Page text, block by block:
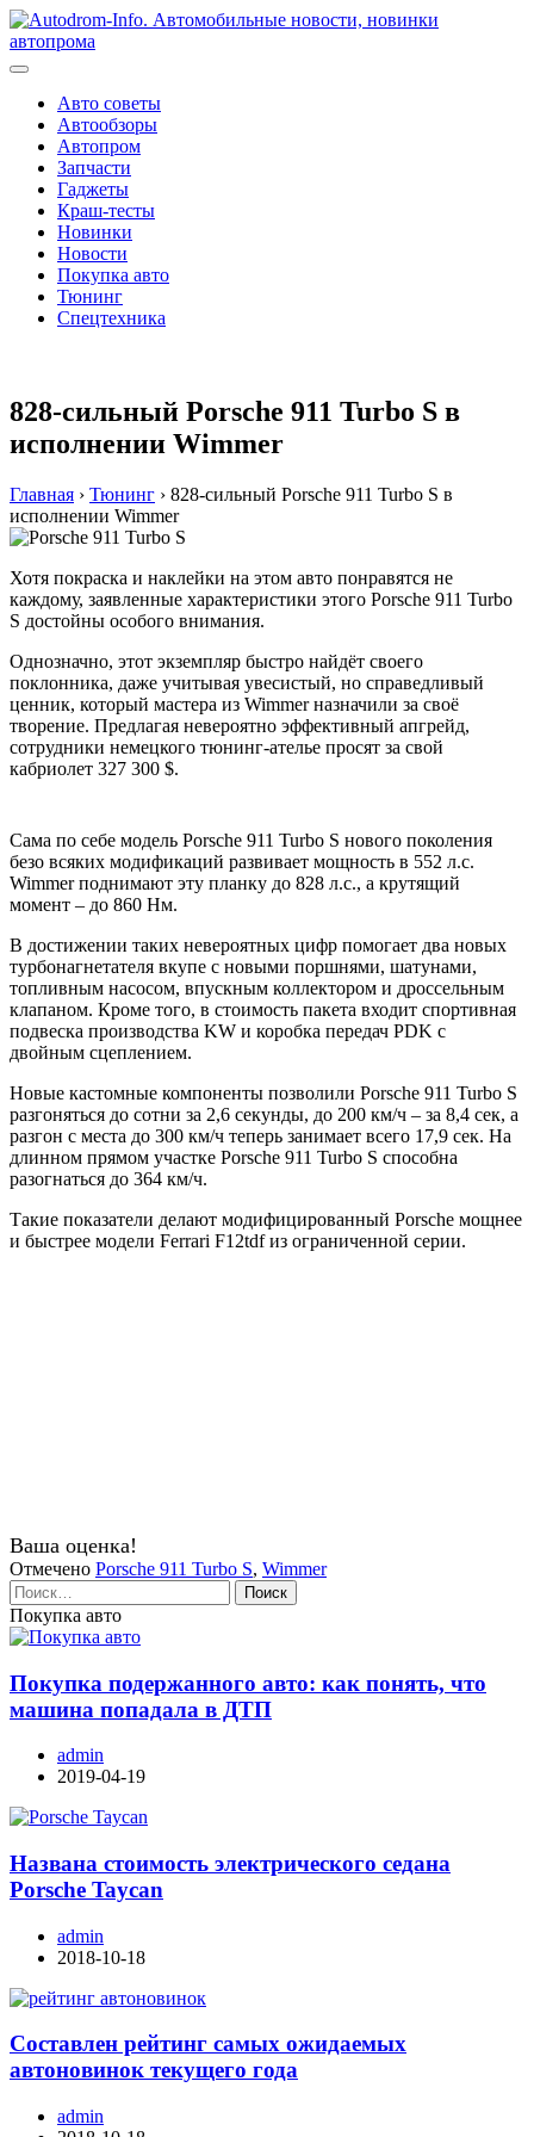
Перейти
к
содержимому
Авто советы
Автообзоры
Автопром
Запчасти
Гаджеты
Краш-тесты
Новинки
Новости
Покупка авто
Тюнинг
Спецтехника
828-сильный Porsche 911 Turbo S в
исполнении Wimmer
Главная › Тюнинг › 828-сильный Porsche 911 Turbo S в
исполнении Wimmer
Хотя покраска и наклейки на этом авто понравятся не
каждому, заявленные характеристики этого Porsche 911 Turbo
S достойны особого внимания.
Однозначно, этот экземпляр быстро найдёт своего
поклонника, даже учитывая увесистый, но справедливый
ценник, который мастера из Wimmer назначили за своё
творение. Предлагая невероятно эффективный апгрейд,
сотрудники немецкого тюнинг-ателье просят за свой
кабриолет 327 300 $.
Сама по себе модель Porsche 911 Turbo S нового поколения
безо всяких модификаций развивает мощность в 552 л.с.
Wimmer поднимают эту планку до 828 л.с., а крутящий
момент – до 860 Нм.
В достижении таких невероятных цифр помогает два новых
турбонагнетателя вкупе с новыми поршнями, шатунами,
топливным насосом, впускным коллектором и дроссельным
клапаном. Кроме того, в стоимость пакета входит спортивная
подвеска производства KW и коробка передач PDK с
двойным сцеплением.
Новые кастомные компоненты позволили Porsche 911 Turbo S
разгоняться до сотни за 2,6 секунды, до 200 км/ч – за 8,4 сек, а
разгон с места до 300 км/ч теперь занимает всего 17,9 сек. На
длинном прямом участке Porsche 911 Turbo S способна
разогнаться до 364 км/ч.
Такие показатели делают модифицированный Porsche мощнее
и быстрее модели Ferrari F12tdf из ограниченной серии.
Ваша оценка!
Отмечено Porsche 911 Turbo S, Wimmer
Найти:
Покупка авто
Покупка подержанного авто: как понять, что
машина попадала в ДТП
admin
2019-04-19
Названа стоимость электрического седана
Porsche Taycan
admin
2018-10-18
Составлен рейтинг самых ожидаемых
автоновинок текущего года
admin